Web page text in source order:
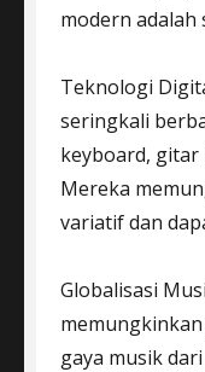
modern adalah
Teknologi
seringkali
keyboard,
Mereka
variatif dan
Globalisasi
gaya musik